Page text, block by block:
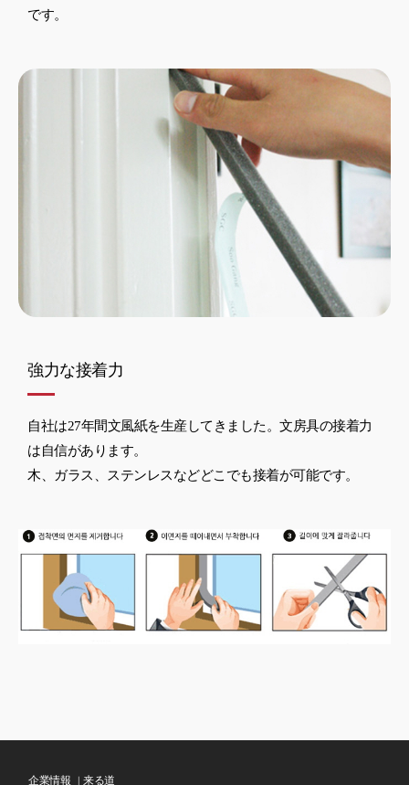
です。
強力な接着力
自社は27年間文風紙を生産してきました。文房具の接着力
は自信があります。
木、ガラス、ステンレスなどどこでも接着が可能です。
企業情報 | 来る道